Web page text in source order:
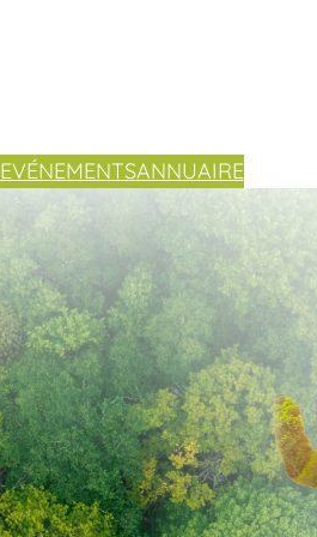
EVÉNEMENTSANNUAIRE